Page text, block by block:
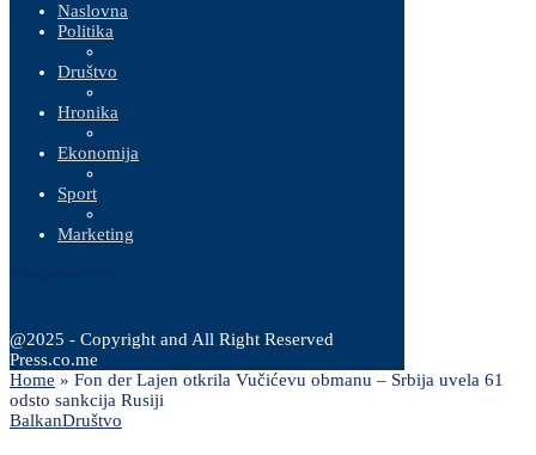
Naslovna
Politika
Društvo
Hronika
Ekonomija
Sport
Marketing
@2025 - Copyright and All Right Reserved
Press.co.me
Home » Fon der Lajen otkrila Vučićevu obmanu – Srbija uvela 61
odsto sankcija Rusiji
BalkanDruštvo